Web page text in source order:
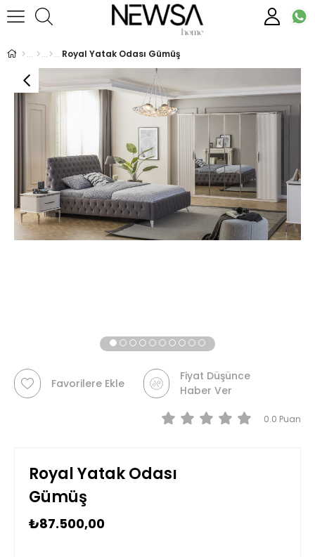
Royal Yatak Odası Gümüş
Favorilere Ekle
Fiyat Düşünce
Haber Ver
0.0
Royal Yatak Odası
Gümüş
₺87.500,00